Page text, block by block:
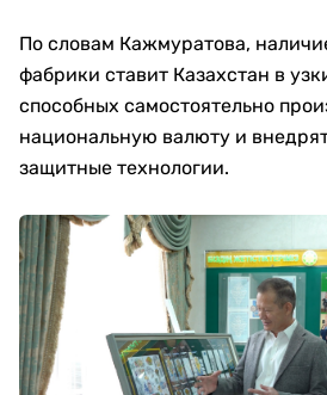
По словам Кажмуратова,
фабрики ставит Казахстан в
способных самостоятельно
национальную валюту и
защитные технологии.